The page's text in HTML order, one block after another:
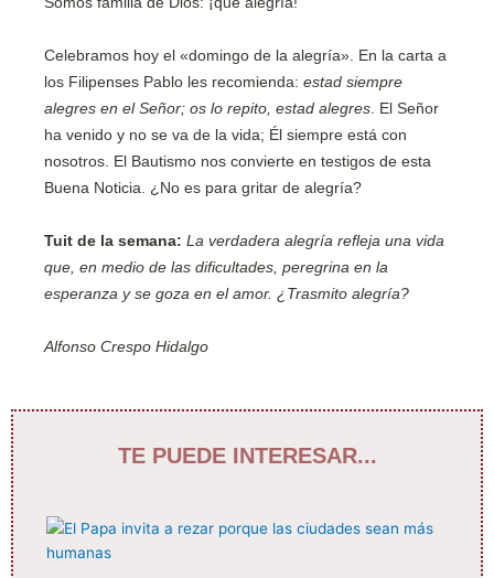
Celebramos hoy el «domingo de la alegría». En la carta a
los Filipenses Pablo les recomienda: estad siempre
alegres en el Señor; os lo repito, estad alegres . El Señor
ha venido y no se va de la vida; Él siempre está con
nosotros. El Bautismo nos convierte en testigos de esta
Buena Noticia. ¿No es para gritar de alegría?
Tuit de la semana: La verdadera alegría refleja una vida
que, en medio de las dificultades, peregrina en la
esperanza y se goza en el amor. ¿Trasmito alegría?
Alfonso Crespo Hidalgo
TE PUEDE INTERESAR...